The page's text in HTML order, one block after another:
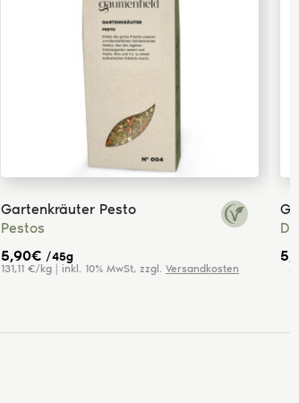
Gartenkräuter Pesto
Pestos
5,90€ /45g
131,11 €/kg | inkl. 10% MwSt, zzgl. Versandkosten